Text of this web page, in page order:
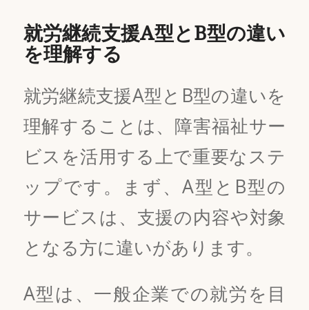
就労継続支援A型とB型の違い
を理解する
就労継続支援A型とB型の違いを
理解することは、障害福祉サー
ビスを活用する上で重要なステ
ップです。まず、A型とB型の
サービスは、支援の内容や対象
となる方に違いがあります。
A型は、一般企業での就労を目